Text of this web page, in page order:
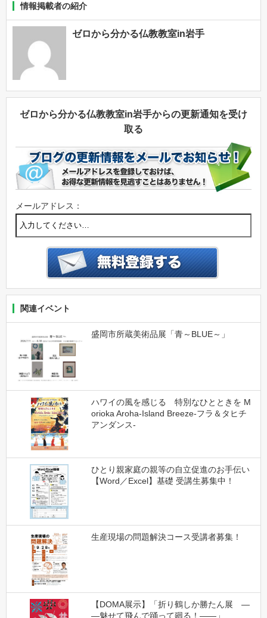
情報掲載者の紹介
ゼロから分かる仏教教室in岩手
ゼロから分かる仏教教室in岩手からの更新通知を受け
取る
メールアドレス：
関連イベント
盛岡市所蔵美術品展「青～BLUE～」
ハワイの風を感じる 特別なひとときを M
orioka Aroha-Island Breeze-フラ＆タヒチ
アンダンス-
ひとり親家庭の親等の自立促進のお手伝い
【Word／Excel】基礎 受講生募集中！
生産現場の問題解決コース受講者募集！
【DOMA展示】「折り鶴しか勝たん展 ―
―魅せて飛んで踊って廻る！――」